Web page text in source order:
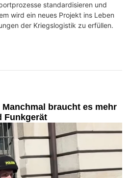
standardisieren und
wird ein neues Projekt ins Leben
der Kriegslogistik zu erfüllen.
braucht es mehr
Funkgerät